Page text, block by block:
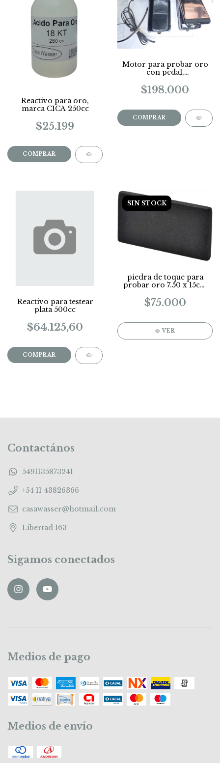
Reactivo para oro,
marca CICA 250cc
$25.199
Motor para probar oro
con pedal,
esmeril
$198.000
Reactivo para testear
plata 500cc
$64.125,60
SIN STOCK
piedra de toque para
probar oro 7.50 x 15cm
$75.000
VER
Contactános
5491135873241
+54 11 43826366
casawasser@hotmail.com
Libertad 163
Sigamos conectados
Medios de pago
Medios de envío